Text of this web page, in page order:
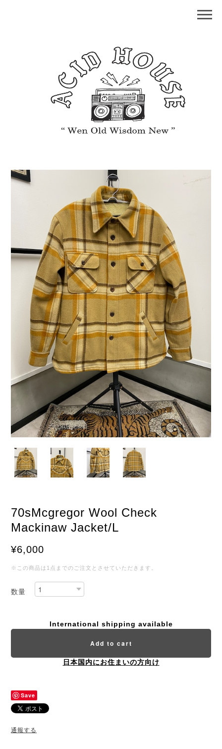
70sMcgregor Wool Check
Mackinaw Jacket/L
¥6,000
※この商品は1点までのご注文とさせていただきます。
数量
International shipping available
Add to cart
日本国内にお住まいの方向け
Save
通報する